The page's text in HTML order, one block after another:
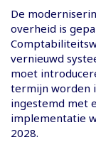
De
overheid is
vernieuwd
moet
termijn worden
ingestemd met
implementatie
2028.